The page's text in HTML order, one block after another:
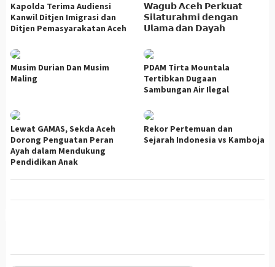
Kapolda Terima Audiensi
Kanwil Ditjen Imigrasi dan
Ditjen Pemasyarakatan Aceh
𝗪𝗮𝗴𝘂𝗯 𝗔𝗰𝗲𝗵 𝗣𝗲𝗿𝗸𝘂𝗮𝘁
𝗦𝗶𝗹𝗮𝘁𝘂𝗿𝗮𝗵𝗺𝗶 𝗱𝗲𝗻𝗴𝗮𝗻
𝗨𝗹𝗮𝗺𝗮 𝗱𝗮𝗻 𝗗𝗮𝘆𝗮𝗵
Musim Durian Dan Musim
Maling
PDAM Tirta Mountala
Tertibkan Dugaan
Sambungan Air Ilegal
Lewat GAMAS, Sekda Aceh
Dorong Penguatan Peran
Ayah dalam Mendukung
Pendidikan Anak
Rekor Pertemuan dan
Sejarah Indonesia vs Kamboja